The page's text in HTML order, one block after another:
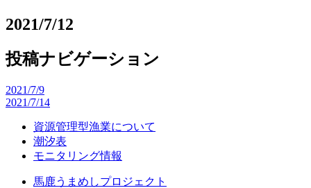
2021/7/12
投稿ナビゲーション
2021/7/9
2021/7/14
資源管理型漁業について
潮汐表
モニタリング情報
馬鹿うまめしプロジェクト